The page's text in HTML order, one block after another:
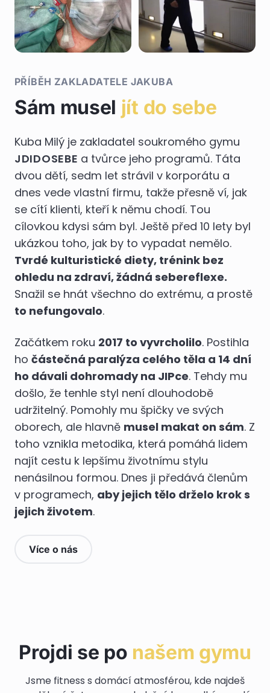
PŘÍBĚH ZAKLADATELE JAKUBA
Sám musel jít do sebe
Kuba Milý je zakladatel soukromého gymu
JDIDOSEBE a tvůrce jeho programů. Táta
dvou dětí, sedm let strávil v korporátu a
dnes vede vlastní firmu, takže přesně ví, jak
se cítí klienti, kteří k němu chodí. Tou
cílovkou kdysi sám byl. Ještě před 10 lety byl
ukázkou toho, jak by to vypadat nemělo.
Tvrdé kulturistické diety, trénink bez
ohledu na zdraví, žádná sebereflexe.
Snažil se hnát všechno do extrému, a prostě
to nefungovalo.
Začátkem roku 2017 to vyvrcholilo. Postihla
ho částečná paralýza celého těla a 14 dní
ho dávali dohromady na JIPce. Tehdy mu
došlo, že tenhle styl není dlouhodobě
udržitelný. Pomohly mu špičky ve svých
oborech, ale hlavně musel makat on sám. Z
toho vznikla metodika, která pomáhá lidem
najít cestu k lepšímu životnímu stylu
nenásilnou formou. Dnes ji předává členům
v programech, aby jejich tělo drželo krok s
jejich životem.
Více o nás
Projdi se po našem gymu
Jsme fitness s domácí atmosférou, kde najdeš